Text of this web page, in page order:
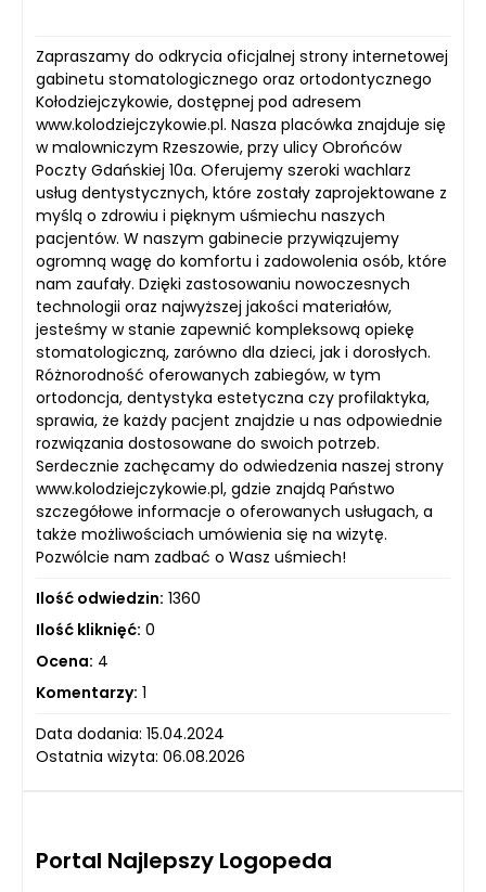
Zapraszamy do odkrycia oficjalnej strony internetowej
gabinetu stomatologicznego oraz ortodontycznego
Kołodziejczykowie, dostępnej pod adresem
www.kolodziejczykowie.pl. Nasza placówka znajduje się
w malowniczym Rzeszowie, przy ulicy Obrońców
Poczty Gdańskiej 10a. Oferujemy szeroki wachlarz
usług dentystycznych, które zostały zaprojektowane z
myślą o zdrowiu i pięknym uśmiechu naszych
pacjentów. W naszym gabinecie przywiązujemy
ogromną wagę do komfortu i zadowolenia osób, które
nam zaufały. Dzięki zastosowaniu nowoczesnych
technologii oraz najwyższej jakości materiałów,
jesteśmy w stanie zapewnić kompleksową opiekę
stomatologiczną, zarówno dla dzieci, jak i dorosłych.
Różnorodność oferowanych zabiegów, w tym
ortodoncja, dentystyka estetyczna czy profilaktyka,
sprawia, że każdy pacjent znajdzie u nas odpowiednie
rozwiązania dostosowane do swoich potrzeb.
Serdecznie zachęcamy do odwiedzenia naszej strony
www.kolodziejczykowie.pl, gdzie znajdą Państwo
szczegółowe informacje o oferowanych usługach, a
także możliwościach umówienia się na wizytę.
Pozwólcie nam zadbać o Wasz uśmiech!
Ilość odwiedzin: 1360
Ilość kliknięć: 0
Ocena: 4
Komentarzy: 1
Data dodania: 15.04.2024
Ostatnia wizyta: 06.08.2026
Portal Najlepszy Logopeda